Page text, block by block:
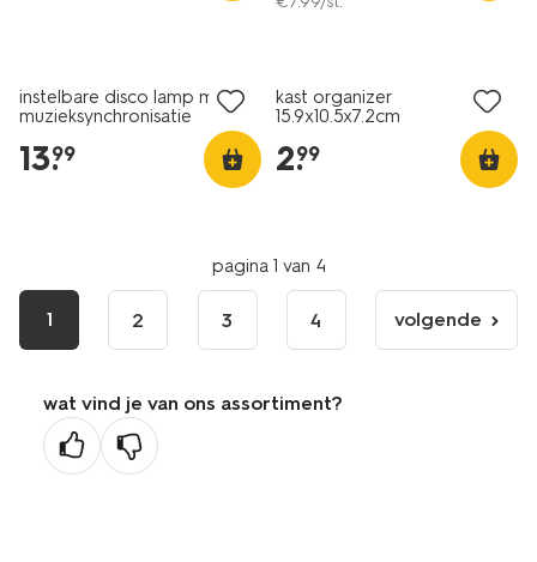
instelbare disco lamp met
muzieksynchronisatie
13.
99
kast organizer
15.9x10.5x7.2cm
2.
99
pagina 1 van 4
1 2 3 4
volgende
pagina
volgende
wat vind je van ons assortiment?